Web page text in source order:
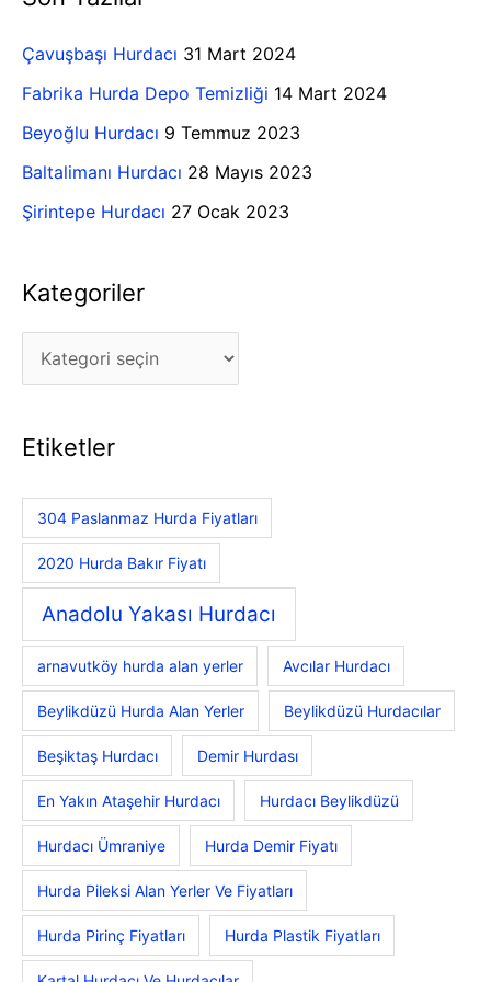
c
h
:
Çavuşbaşı Hurdacı 31 Mart 2024
Fabrika Hurda Depo Temizliği 14 Mart 2024
Beyoğlu Hurdacı 9 Temmuz 2023
Baltalimanı Hurdacı 28 Mayıs 2023
Şirintepe Hurdacı 27 Ocak 2023
Kategoriler
o
r
i
l
e
Etiketler
304 Paslanmaz Hurda Fiyatları
2020 Hurda Bakır Fiyatı
Anadolu Yakası Hurdacı
arnavutköy hurda alan yerler Avcılar Hurdacı
Beylikdüzü Hurda Alan Yerler Beylikdüzü Hurdacılar
Beşiktaş Hurdacı Demir Hurdası
En Yakın Ataşehir Hurdacı Hurdacı Beylikdüzü
Hurdacı Ümraniye Hurda Demir Fiyatı
Hurda Pileksi Alan Yerler Ve Fiyatları
Hurda Pirinç Fiyatları Hurda Plastik Fiyatları